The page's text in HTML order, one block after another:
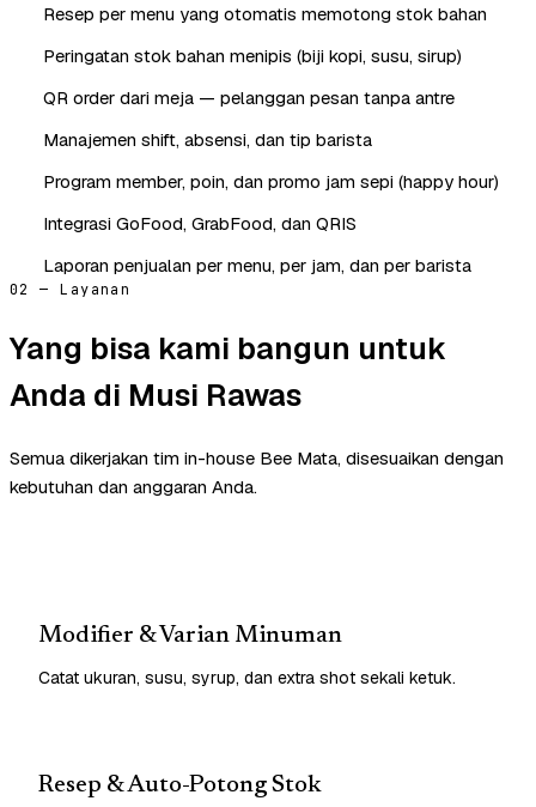
Resep per menu yang otomatis memotong stok bahan
Peringatan stok bahan menipis (biji kopi, susu, sirup)
QR order dari meja — pelanggan pesan tanpa antre
Manajemen shift, absensi, dan tip barista
Program member, poin, dan promo jam sepi (happy hour)
Integrasi GoFood, GrabFood, dan QRIS
Laporan penjualan per menu, per jam, dan per barista
02 — Layanan
Yang bisa kami bangun untuk
Anda di Musi Rawas
Semua dikerjakan tim in-house Bee Mata, disesuaikan dengan
kebutuhan dan anggaran Anda.
Modifier & Varian Minuman
Catat ukuran, susu, syrup, dan extra shot sekali ketuk.
Resep & Auto-Potong Stok